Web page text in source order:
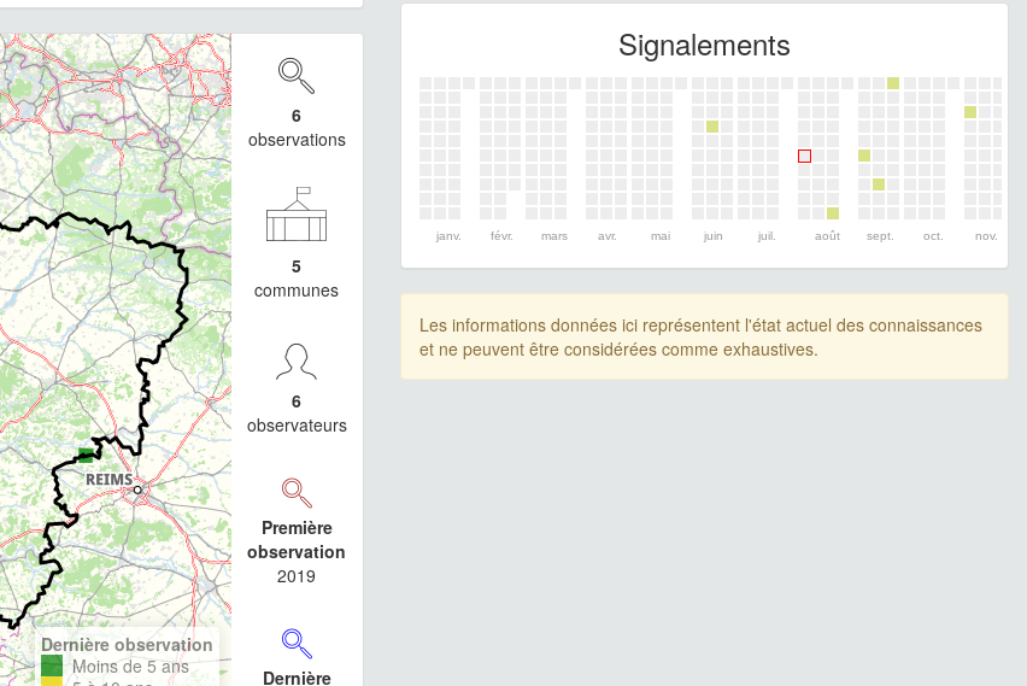
Dernière observation
Moins de 5 ans
6
observations
5
communes
6
observateurs
Première
observation
2019
Dernière
Signalements
janv. févr. mars avr. mai juin juil. août sept. oct. nov.
Les informations données ici représentent l'état actuel des connaissances
et ne peuvent être considérées comme exhaustives.